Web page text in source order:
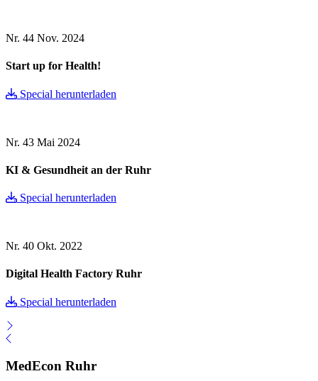
Nr. 44 Nov. 2024
Start up for Health!
Special herunterladen
Nr. 43 Mai 2024
KI & Gesundheit an der Ruhr
Special herunterladen
Nr. 40 Okt. 2022
Digital Health Factory Ruhr
Special herunterladen
MedEcon Ruhr